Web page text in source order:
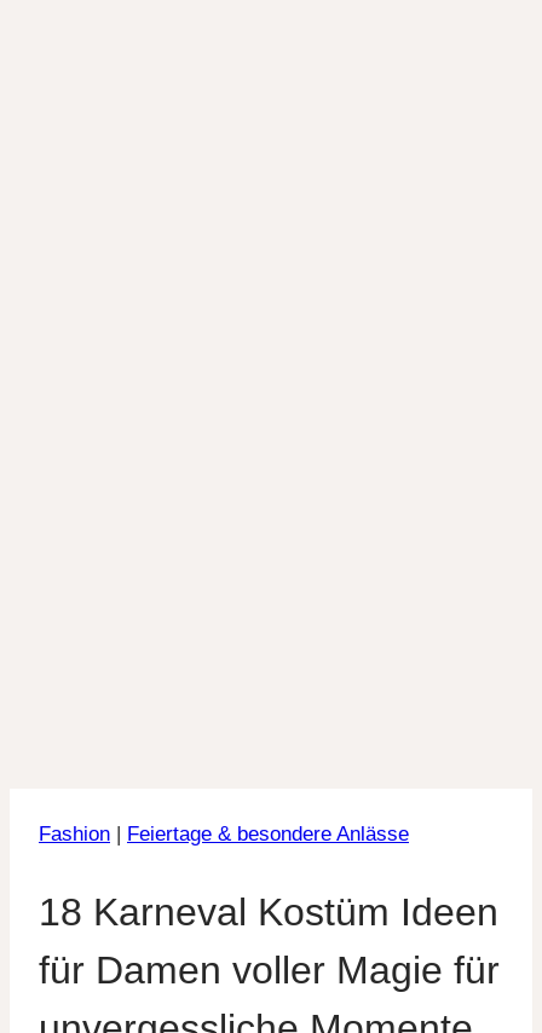
Fashion | Feiertage & besondere Anlässe
18 Karneval Kostüm Ideen
für Damen voller Magie für